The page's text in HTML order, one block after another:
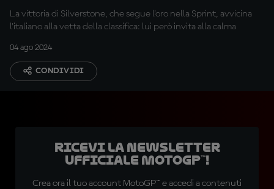
La vittoria di Silverstone, che segue l'oro nella Sprint, avvicina
l'italiano alla vetta della classifica: lui però invita alla calma
04 ago 2024
CONDIVIDI
Ricevi la newsletter
ufficiale MotoGP™!
Crea ora il tuo account MotoGP™ e accedi a contenuti